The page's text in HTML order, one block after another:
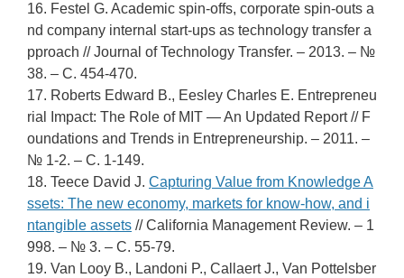
16. Festel G. Academic spin-offs, corporate spin-outs a
nd company internal start-ups as technology transfer a
pproach // Journal of Technology Transfer. – 2013. – №
38. – С. 454-470.
17. Roberts Edward B., Eesley Charles E. Entrepreneu
rial Impact: The Role of MIT — An Updated Report // F
oundations and Trends in Entrepreneurship. – 2011. –
№ 1-2. – С. 1-149.
18. Teece David J. Capturing Value from Knowledge A
ssets: The new economy, markets for know-how, and i
ntangible assets // California Management Review. – 1
998. – № 3. – С. 55-79.
19. Van Looy B., Landoni P., Callaert J., Van Pottelsber